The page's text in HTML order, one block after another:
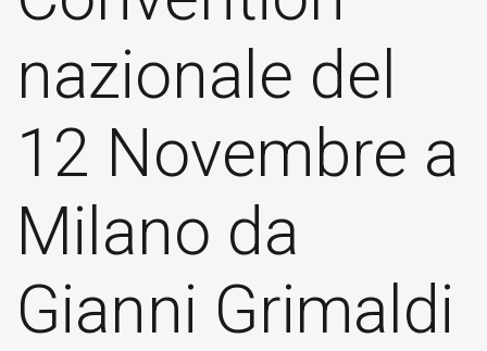
nazionale del
12 Novembre a
Milano da
Gianni Grimaldi